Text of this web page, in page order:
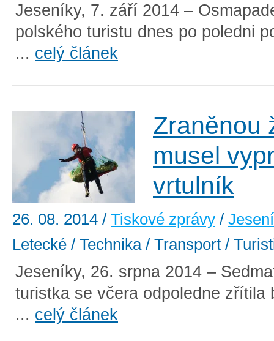
Jeseníky, 7. září 2014 –
polského turistu dnes po poledni
... celý článek
Zraněnou
musel
vrtulník
26. 08. 2014 / Tiskové zprávy /
Letecké / Technika / Transport /
Jeseníky, 26. srpna 2014 –
turistka se včera odpoledne zřítila
... celý článek